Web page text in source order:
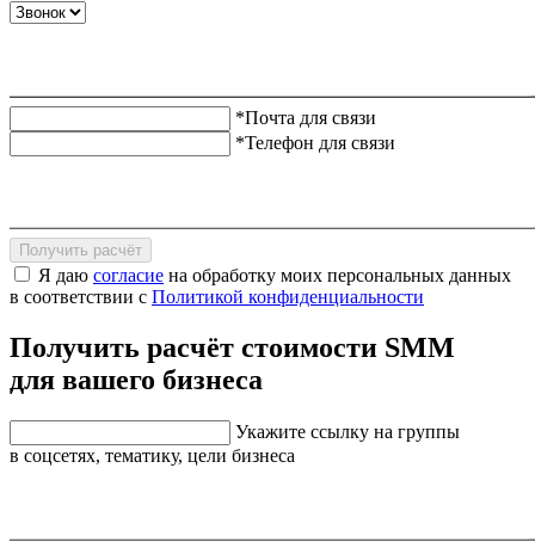
*Почта для связи
*Телефон для связи
Получить расчёт
Я даю согласие на обработку моих персональных данных
в соответствии с Политикой конфиденциальности
Получить расчёт стоимости SMM
для вашего бизнеса
Укажите ссылку на группы
в соцсетях, тематику, цели бизнеса